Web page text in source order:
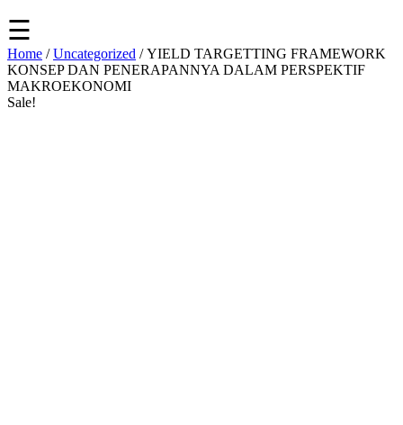
☰
Home /Uncategorized / YIELD TARGETTING FRAMEWORK
KONSEP DAN PENERAPANNYA DALAM PERSPEKTIF
MAKROEKONOMI
Sale!